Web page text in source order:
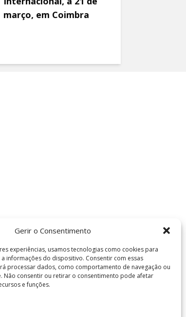
Gerir o Consentimento
experiências, usamos tecnologias como cookies para
informações do dispositivo. Consentir com essas
processar dados, como comportamento de navegação ou
Não consentir ou retirar o consentimento pode afetar
e funções.
março, em Coimbra